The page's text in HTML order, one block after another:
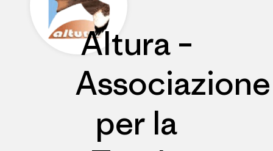
Altura –
Associazione
per la